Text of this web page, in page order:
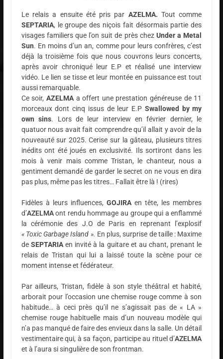
Le relais a ensuite été pris par AZELMA. Tout comme
SEPTARIA, le groupe des niçois fait désormais partie des
visages familiers que l’on suit de près chez Under a Metal
Sun. En moins d’un an, comme pour leurs confrères, c’est
déjà la troisième fois que nous couvrons leurs concerts,
après avoir chroniqué leur E.P et réalisé une interview
vidéo. Le lien se tisse et leur montée en puissance est tout
aussi remarquable.
Ce soir, AZELMAa offert une prestation généreuse de 11
morceaux dont cinq issus de leur E.P Swallowed by my
own sins. Lors de leur interview en février dernier, le
quatuor nous avait fait comprendre qu’il allait y avoir de la
nouveauté sur 2025. Cerise sur la gâteau, plusieurs titres
inédits ont été joués en exclusivité. Ils sortiront dans les
mois à venir mais comme Tristan, le chanteur, nous a
gentiment demandé de garder le secret on ne vous en dira
pas plus, même pas les titres… Fallait être là ! (rires)
Fidèles à leurs influences, GOJIRA en tête, les membres
d’AZELMAont rendu hommage au groupe qui a enflammé
la cérémonie des J.O de Paris en reprenant l’explosif
« Toxic Garbage Island ». En plus, surprise de taille : Maxime
de SEPTARIAen invité à la guitare et au chant, prenant le
relais de Tristan qui lui a laissé toute la scène pour ce
moment intense et fédérateur.
Par ailleurs, Tristan, fidèle à son style théâtral et habité,
arborait pour l’occasion une chemise rouge comme à son
habitude… à ceci près qu’il ne s’agissait pas de « LA »
chemise rouge habituelle mais d’un nouveau modèle qui
n’a pas manqué de faire des envieux dans la salle. Un détail
vestimentaire qui, à sa façon, participe au rituel d’AZELMA
et à l’aura si singulière de son frontman.